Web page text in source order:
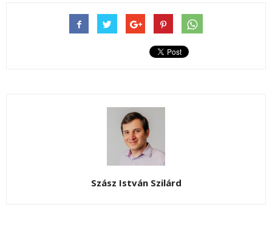
Szász István Szilárd